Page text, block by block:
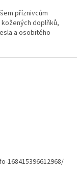
příznivcům
doplňků,
a osobitého
168415396612968/